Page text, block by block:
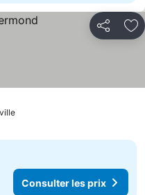
Partager
Consulter les prix
Consulter les prix